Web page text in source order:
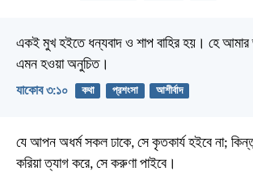
একই মুখ হইতে ধন্যবাদ ও শাপ বাহির হয়। হে
এমন হওয়া অনুচিত।
যাকোব ৩:১০ কথা প্রশংসা আশীর্বাদ
যে আপন অধর্ম সকল ঢাকে, সে কৃতকার্য হইবে না;
করিয়া ত্যাগ করে, সে করুণা পাইবে।